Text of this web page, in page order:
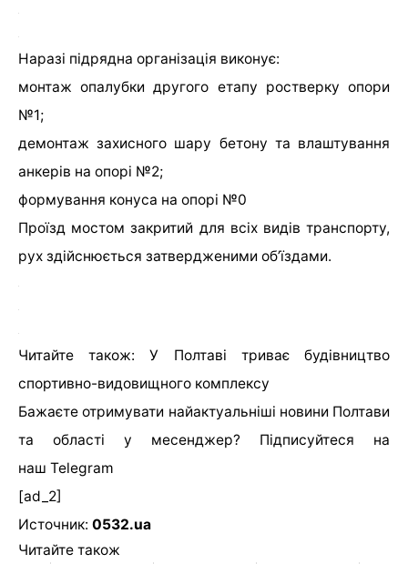
Наразі підрядна організація виконує:
монтаж опалубки другого етапу ростверку опори
№1;
демонтаж захисного шару бетону та влаштування
анкерів на опорі №2;
формування конуса на опорі №0
Проїзд мостом закритий для всіх видів транспорту,
рух здійснюється затвердженими об’їздами.
Читайте також: У Полтаві триває будівництво
спортивно-видовищного комплексу
Бажаєте отримувати найактуальніші новини Полтави
та області у месенджер? Підписуйтеся на
наш Telegram
[ad_2]
Источник: 0532.ua
Читайте також